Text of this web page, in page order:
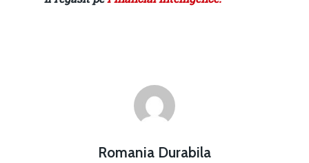
Romania Durabila